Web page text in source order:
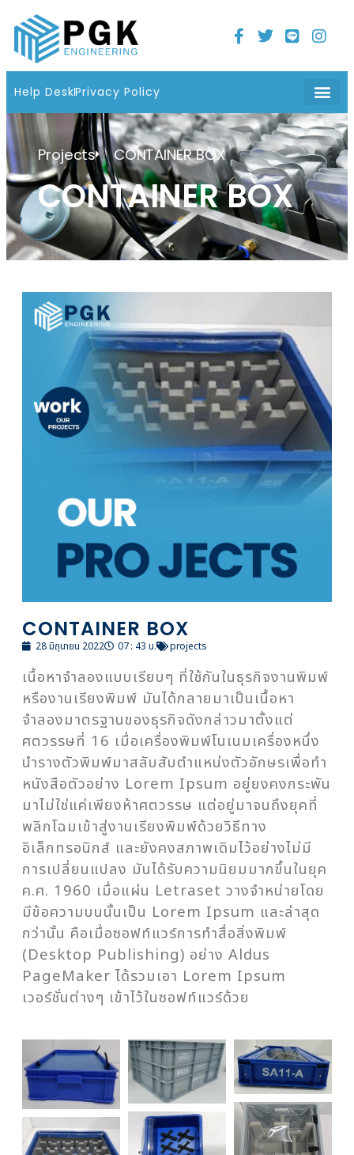
Help DeskPrivacy Policy
Projects CONTAINER BOX
CONTAINER BOX
CONTAINER BOX
28 มิถุนายน 2022 07 : 43 น. projects
เนื้อหาจำลองแบบเรียบๆ ที่ใช้กันในธุรกิจงานพิมพ์
หรืองานเรียงพิมพ์ มันได้กลายมาเป็นเนื้อหา
จำลองมาตรฐานของธุรกิจดังกล่าวมาตั้งแต่
ศตวรรษที่ 16 เมื่อเครื่องพิมพ์โนเนมเครื่องหนึ่ง
นำรางตัวพิมพ์มาสลับสับตำแหน่งตัวอักษรเพื่อทำ
หนังสือตัวอย่าง Lorem Ipsum อยู่ยงคงกระพัน
มาไม่ใช่แค่เพียงห้าศตวรรษ แต่อยู่มาจนถึงยุคที่
พลิกโฉมเข้าสู่งานเรียงพิมพ์ด้วยวิธีทาง
อิเล็กทรอนิกส์ และยังคงสภาพเดิมไว้อย่างไม่มี
การเปลี่ยนแปลง มันได้รับความนิยมมากขึ้นในยุค
ค.ศ. 1960 เมื่อแผ่น Letraset วางจำหน่ายโดย
มีข้อความบนนั้นเป็น Lorem Ipsum และล่าสุด
กว่านั้น คือเมื่อซอฟท์แวร์การทำสื่อสิ่งพิมพ์
(Desktop Publishing) อย่าง Aldus
PageMaker ได้รวมเอา Lorem Ipsum
เวอร์ชั่นต่างๆ เข้าไว้ในซอฟท์แวร์ด้วย